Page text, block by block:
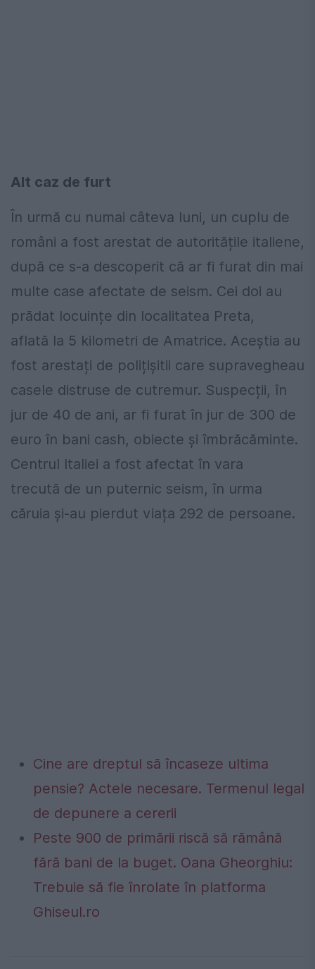
Alt caz de furt
În urmă cu numai câteva luni, un cuplu de
români a fost arestat de autoritățile italiene,
după ce s-a descoperit că ar fi furat din mai
multe case afectate de seism. Cei doi au
prădat locuințe din localitatea Preta,
aflată la 5 kilometri de Amatrice. Aceștia au
fost arestați de polițișitii care supravegheau
casele distruse de cutremur. Suspecții, în
jur de 40 de ani, ar fi furat în jur de 300 de
euro în bani cash, obiecte și îmbrăcăminte.
Centrul Italiei a fost afectat în vara
trecută de un puternic seism, în urma
căruia și-au pierdut viața 292 de persoane.
Cine are dreptul să încaseze ultima
pensie? Actele necesare. Termenul legal
de depunere a cererii
Peste 900 de primării riscă să rămână
fără bani de la buget. Oana Gheorghiu:
Trebuie să fie înrolate în platforma
Ghiseul.ro